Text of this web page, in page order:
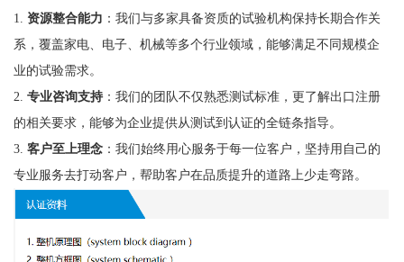
1. 资源整合能力 ：我们与多家具备资质的试验机构保持长期合作关
系，覆盖家电、电子、机械等多个行业领域，能够满足不同规模企
业的试验需求。
2. 专业咨询支持：我们的团队不仅熟悉测试标准，更了解出口注册
的相关要求，能够为企业提供从测试到认证的全链条指导。
3. 客户至上理念：我们始终用心服务于每一位客户，坚持用自己的
专业服务去打动客户，帮助客户在品质提升的道路上少走弯路。